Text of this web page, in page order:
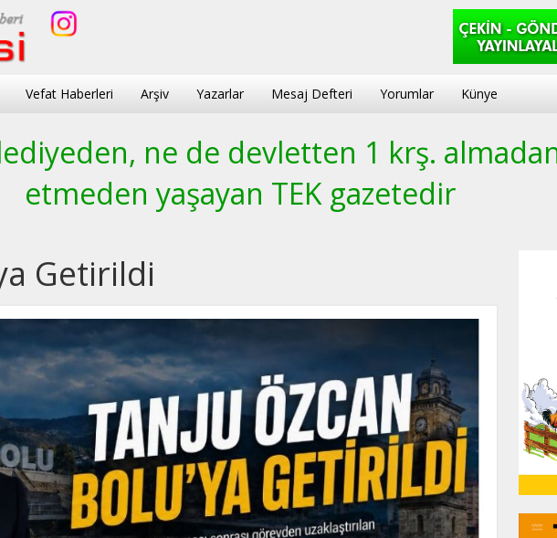
Vefat Haberleri Arşiv Yazarlar Mesaj Defteri Yorumlar Künye
ne de devletten 1 krş.
etmeden yaşayan TEK gazetedir
Getirildi